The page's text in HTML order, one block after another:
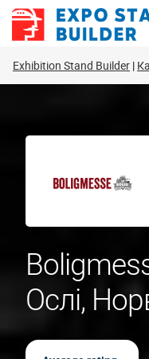
Перейти
Exhibition Stand Builder
Ослі,